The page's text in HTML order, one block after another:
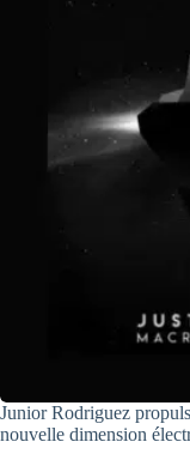
Junior Rodriguez
nouvelle dimension